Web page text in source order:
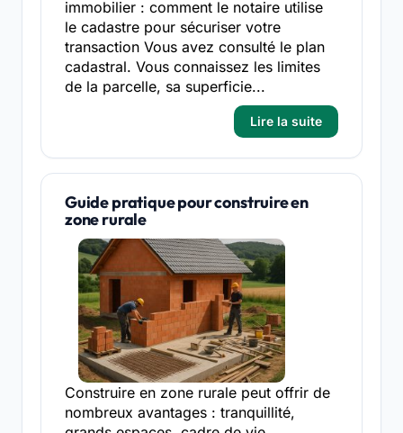
immobilier : comment le notaire utilise
le cadastre pour sécuriser votre
transaction Vous avez consulté le plan
cadastral. Vous connaissez les limites
de la parcelle, sa superficie...
Lire la suite
Guide pratique pour construire en
zone rurale
Construire en zone rurale peut offrir de
nombreux avantages : tranquillité,